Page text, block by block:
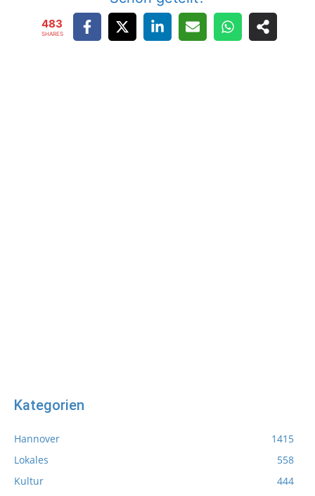
483
SHARES
Kategorien
Hannover
1415
Lokales
558
Kultur
444